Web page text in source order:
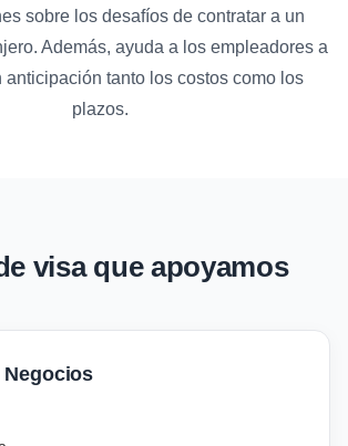
sobre los desafíos de contratar a un
Además, ayuda a los empleadores a
anticipación tanto los costos como los
plazos.
visa que apoyamos